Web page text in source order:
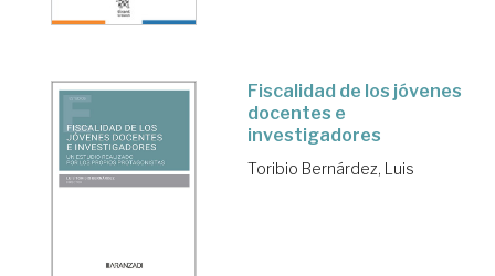
Fiscalidad de los jóvenes
docentes e
investigadores
Toribio Bernárdez, Luis